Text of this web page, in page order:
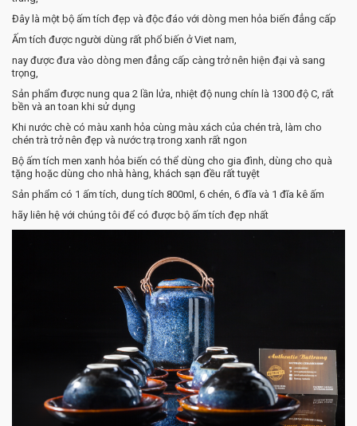
Đây là một bộ ấm tích đẹp và độc đáo với dòng men hỏa biến đẳng cấp
Ấm tích được người dùng rất phổ biến ở Viet nam,
nay được đưa vào dòng men đẳng cấp càng trở nên hiện đại và sang
trọng,
Sản phẩm được nung qua 2 lần lửa, nhiệt độ nung chín là 1300 độ C, rất
bền và an toan khi sử dụng
Khi nước chè có màu xanh hỏa cùng màu xách của chén trà, làm cho
chén trà trở nên đẹp và nước trạ trong xanh rất ngon
Bộ ấm tích men xanh hỏa biến có thể dùng cho gia đình, dùng cho quà
tặng hoặc dùng cho nhà hàng, khách sạn đều rất tuyệt
Sản phẩm có 1 ấm tích, dung tích 800ml, 6 chén, 6 đĩa và 1 đĩa kê ấm
hãy liên hệ với chúng tôi để có được bộ ấm tích đẹp nhất